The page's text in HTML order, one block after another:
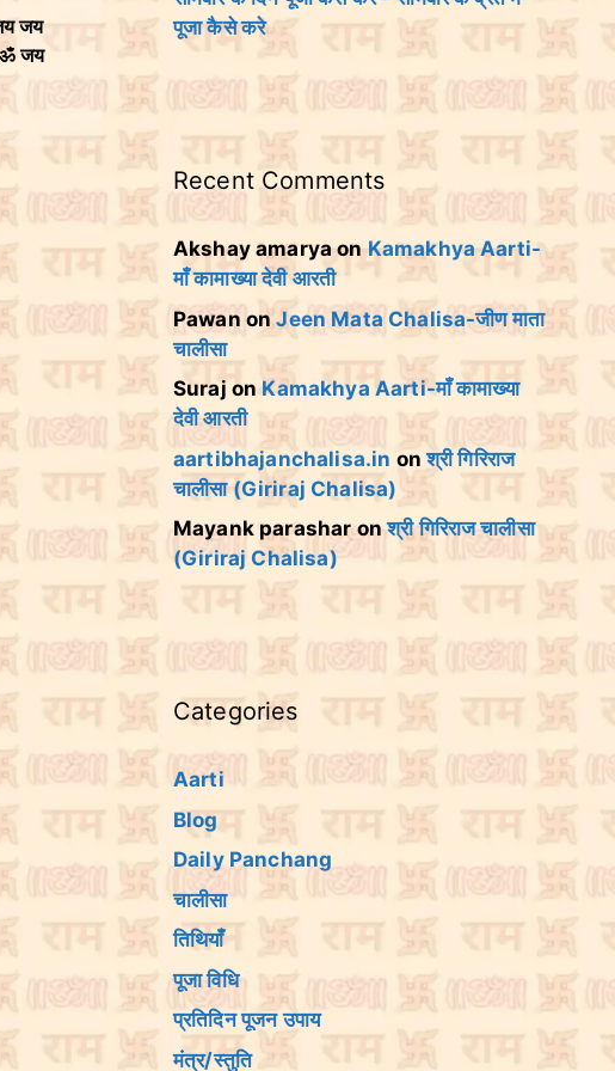
जय
ॐ जय
पूजा कैसे करे
Recent Comments
Akshay amaryaonKamakhya Aarti-
माँ कामाख्या देवी आरती
Pawan onJeen Mata Chalisa-जीण माता
चालीसा
Suraj on Kamakhya Aarti-माँ कामाख्या
देवी आरती
aartibhajanchalisa.in onश्री गिरिराज
चालीसा (Giriraj Chalisa)
Mayank parasharonश्री गिरिराज चालीसा
(Giriraj Chalisa)
Categories
Aarti
Blog
Daily Panchang
चालीसा
तिथियांँ
पूजा विधि
प्रतिदिन पूजन उपाय
मंत्र/स्तुति